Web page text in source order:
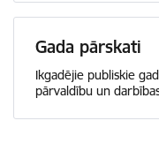
Gada pārskati
Ikgadējie publiskie
pārvaldību un